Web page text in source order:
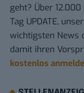
geht? Über
Tag UPDATE,
wichtigsten News
damit ihren
kostenlos